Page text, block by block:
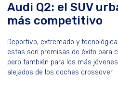
Audi Q2: el SUV
más competitivo
Deportivo, extremado y
estas son premisas de éxito para
pero también para los más
alejados de los coches crossover.